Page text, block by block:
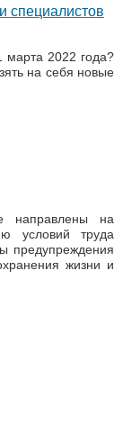
специалистов
марта 2022 года?
на себя новые
на
условий труда
предупреждения
жизни и